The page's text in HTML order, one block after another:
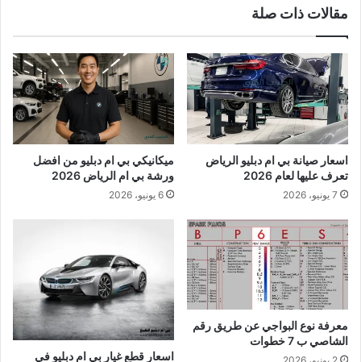
مقالات ذات صلة
اسعار صيانة بي ام دبليو الرياض
تعرف عليها لعام 2026
7 يونيو، 2026
ميكانيكي بي ام دبليو من افضل
ورشة بي ام الرياض 2026
6 يونيو، 2026
معرفة نوع البواجي عن طريق رقم
الشاصي ب 7 خطوات
اسعار قطع غيار بي ام دبليو في